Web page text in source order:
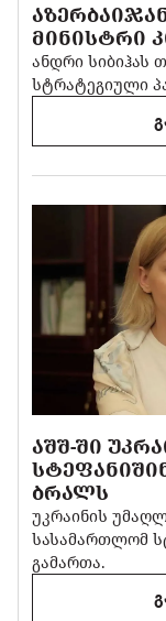
ᲛᲘᲜᲘᲡᲢᲠᲘ
ანდრი სიბიჰას
სტრატეგიული
ᲐᲨᲨ-ᲨᲘ
ᲑᲠᲐᲚᲡ
უკრაინის
სასამართლომ
გამართა.